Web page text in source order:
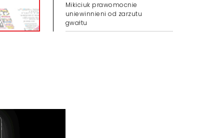
Mikiciuk prawomocnie
uniewinnieni od zarzutu
gwałtu